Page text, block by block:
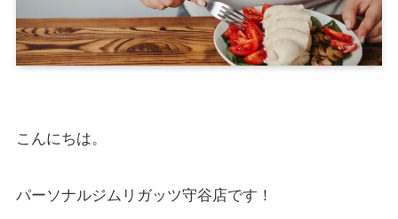
こんにちは。
パーソナルジムリガッツ守谷店です！